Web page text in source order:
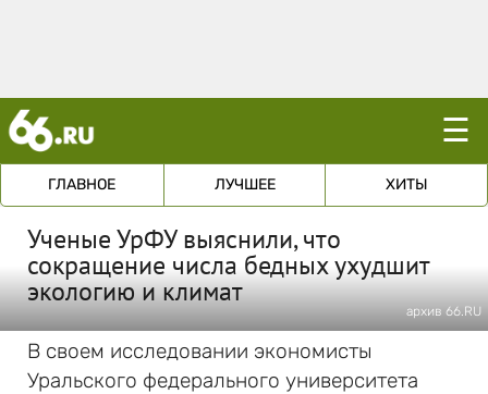
☰
ГЛАВНОЕ ЛУЧШЕЕ ХИТЫ
Ученые УрФУ выяснили, что
сокращение числа бедных ухудшит
экологию и климат
архив 66.RU
В своем исследовании экономисты
Уральского федерального университета